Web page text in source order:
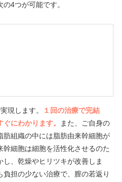
4つが可能です。
現します。
１回の治療で完結
にわかります。
また、ご自身の
組織の中には脂肪由来幹細胞が
細胞は細胞を活性化させるのた
、乾燥やヒリツキが改善しま
担の少ない治療で、膣の若返り